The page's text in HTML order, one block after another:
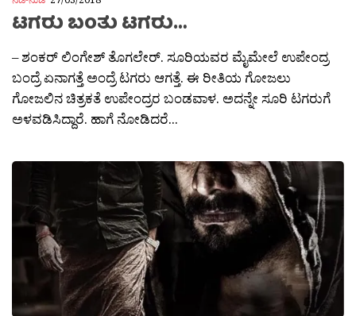
ಟಗರು ಬಂತು ಟಗರು…
– ಶಂಕರ್ ಲಿಂಗೇಶ್ ತೊಗಲೇರ್. ಸೂರಿಯವರ ಮೈಮೇಲೆ ಉಪೇಂದ್ರ
ಬಂದ್ರೆ ಏನಾಗತ್ತೆ ಅಂದ್ರೆ ಟಗರು ಆಗತ್ತೆ. ಈ ರೀತಿಯ ಗೋಜಲು
ಗೋಜಲಿನ ಚಿತ್ರಕತೆ ಉಪೇಂದ್ರರ ಬಂಡವಾಳ. ಅದನ್ನೇ ಸೂರಿ ಟಗರುಗೆ
ಅಳವಡಿಸಿದ್ದಾರೆ. ಹಾಗೆ ನೋಡಿದರೆ...